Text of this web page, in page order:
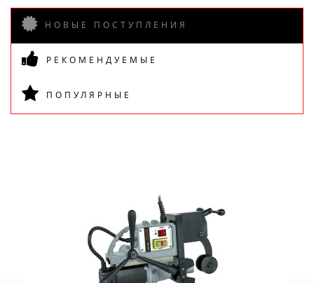
НОВЫЕ ПОСТУПЛЕНИЯ
РЕКОМЕНДУЕМЫЕ
ПОПУЛЯРНЫЕ